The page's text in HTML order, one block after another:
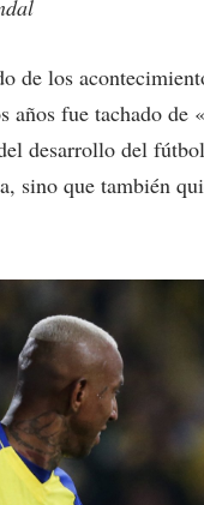
de los
años fue tachado
desarrollo del
sino que también